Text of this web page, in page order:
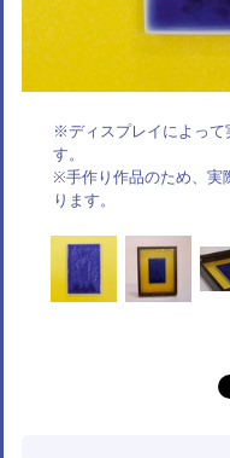
※ディスプレイによって
す。
※手作り作品のため、実
ります。